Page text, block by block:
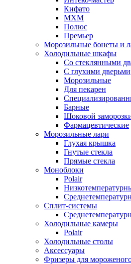
Кифато
МХМ
Полюс
Премьер
Морозильные бонеты и
Холодильные шкафы
Со стеклянными
С глухими дверьми
Морозильные
Для пекарен
Барные
Шоковой
Фармацевтические
Морозильные лари
Глухая крышка
Гнутые стекла
Прямые стекла
Моноблоки
Polair
Сплит-системы
Холодильные камеры
Polair
Холодильные столы
Аксессуары
Фризеры для